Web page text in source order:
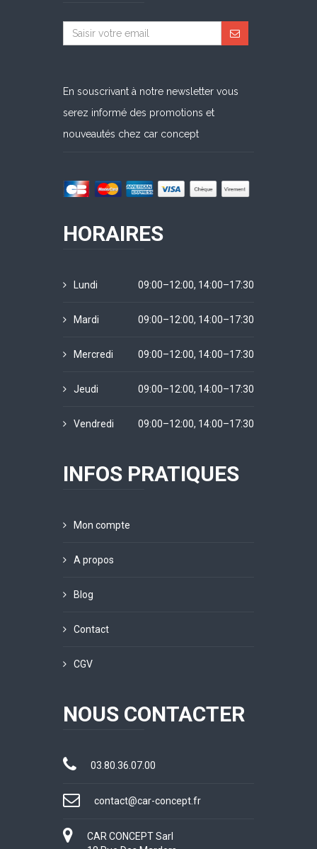
En souscrivant à notre newsletter vous
serez informé des promotions et
nouveautés chez car concept
HORAIRES
Lundi 09:00–12:00, 14:00–17:30
Mardi 09:00–12:00, 14:00–17:30
Mercredi 09:00–12:00, 14:00–17:30
Jeudi 09:00–12:00, 14:00–17:30
Vendredi 09:00–12:00, 14:00–17:30
INFOS PRATIQUES
Mon compte
A propos
Blog
Contact
CGV
NOUS CONTACTER
03.80.36.07.00
contact@car-concept.fr
CAR CONCEPT Sarl